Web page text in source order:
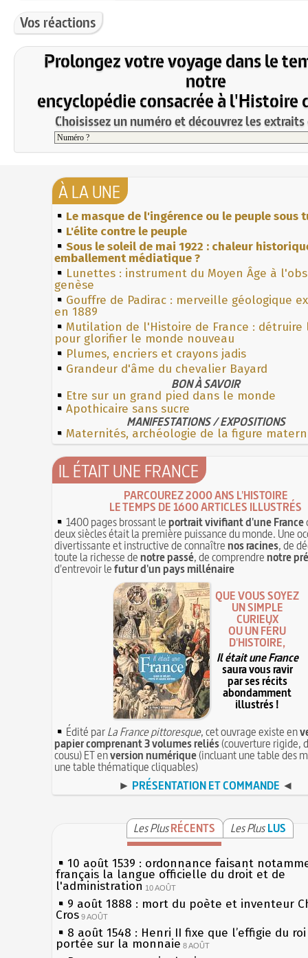
Vos réactions
Prolongez votre voyage dans le
notre
encyclopédie consacrée à l'Histoire
Choisissez un numéro et découvrez les
À LA UNE
Le masque de l'ingérence ou le peuple sous
L'élite contre le peuple
Sous le soleil de mai 1922 : chaleur
emballement médiatique ?
Lunettes : instrument du Moyen Âge à
genèse
Gouffre de Padirac : merveille géologique
en 1889
Mutilation de l'Histoire de France : détruire
pour glorifier le monde nouveau
Plumes, encriers et crayons jadis
Grandeur d'âme du chevalier Bayard
BON À SAVOIR
Etre sur un grand pied dans le monde
Apothicaire sans sucre
MANIFESTATIONS / EXPOSITIONS
Maternités, archéologie de la figure
IL ÉTAIT UNE FRANCE
PARCOUREZ 2000 ANS L'HISTOIRE
LE TEMPS DE 1600 ARTICLES ILLUSTRÉS
1400 pages brossant leportrait vivifiant d'une France
deux siècles était la première puissance du monde. Une
divertissante et instructive de connaîtrenos racines, de
toute la richesse denotre passé, de comprendrenotre
d'entrevoir lefutur d'un pays millénaire
QUE VOUS SOYEZ
UN SIMPLE
CURIEUX
OU UN FÉRU
D'HISTOIRE,
Il était une France
saura vous ravir
par ses récits
abondamment
illustrés !
Édité parLa France pittoresque, cet ouvrage existe en
papier comprenant 3 volumes reliés(couverture rigide,
cousu) ET enversion numérique(incluant une table des
une table thématique cliquables)
► PRÉSENTATION ET COMMANDE ◄
Les PlusRÉCENTS Les Plus LUS
10 août 1539 : ordonnance faisant
français la langue officielle du droit et de
l'administration 10 AOÛT
9 août 1888 : mort du poète et inventeur
Cros 9 AOÛT
8 août 1548 : Henri II fixe que l’effigie du
portée sur la monnaie 8 AOÛT